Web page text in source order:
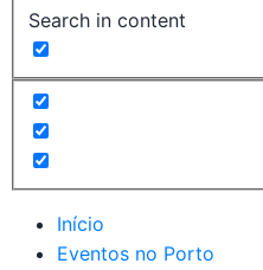
Search in content
Início
Eventos no Porto